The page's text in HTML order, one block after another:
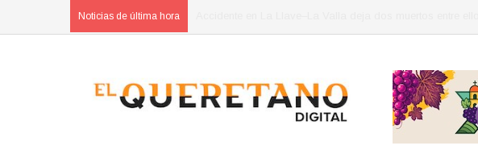
Noticias de última hora